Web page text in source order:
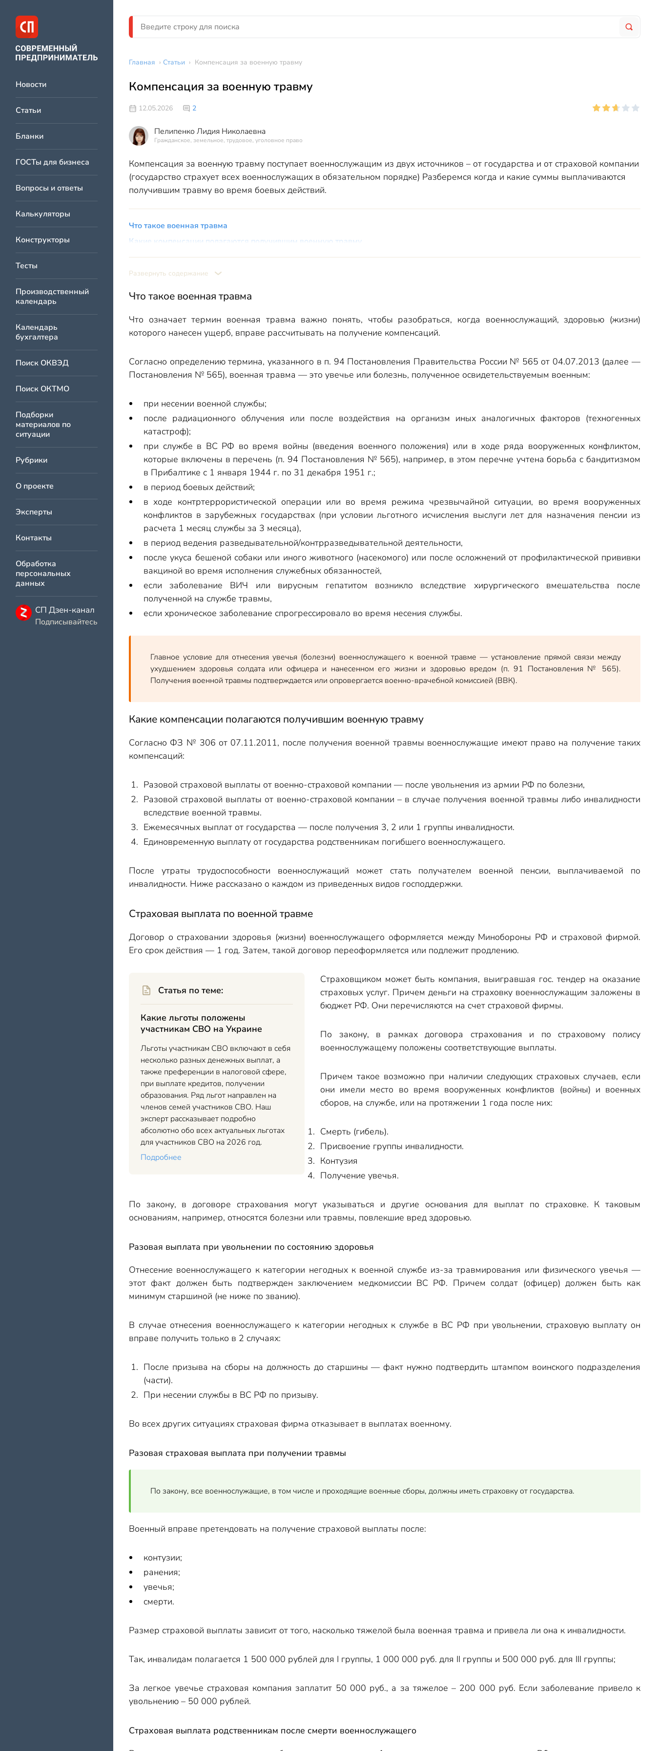
Новости
Статьи
Бланки
ГОСТы для бизнеса
Вопросы и ответы
Калькуляторы
Конструкторы
Тесты
Производственный
календарь
Календарь
бухгалтера
Поиск ОКВЭД
Поиск ОКТМО
Подборки
материалов по
ситуации
Рубрики
О проекте
Эксперты
Контакты
Обработка
персональных
данных
СП Дзен-канал
Подписывайтесь
Главная › Статьи › Компенсация за военную травму
Компенсация за военную травму
12.05.2026 2
Пелипенко Лидия Николаевна
Гражданское, земельное, трудовое, уголовное право
Компенсация за военную травму поступает военнослужащим из двух источников – от государства и от страховой компании
(государство страхует всех военнослужащих в обязательном порядке) Разберемся когда и какие суммы выплачиваются
получившим травму во время боевых действий.
Что такое военная травма
Какие компенсации полагаются получившим военную травму
Страховая выплата по военной травме
Разовая выплата при увольнении по состоянию здоровья
Страховая выплата родственникам после смерти военнослужащего
Сроки выплаты страховки
Как оформить страховую выплату
Срок страховых выплат за травму, полученную во время службы в армии
Каким военнослужащим полагается выплата
Размер государственных компенсаций военной травмы
Единовременная разовая выплата
Ежемесячное пособие
Компенсация от государства родственникам погибшего от военной травмы
Разовая выплата по инвалидности
Компенсации военных травм сотрудникам МВД и Росгвардии
Военная пенсия по инвалидности
Развернуть содержание
Что такое военная травма
Что означает термин военная травма важно понять, чтобы разобраться, когда военнослужащий, здоровью (жизни)
которого нанесен ущерб, вправе рассчитывать на получение компенсаций.
Согласно определению термина, указанного в п. 94 Постановления Правительства России № 565 от 04.07.2013 (далее —
Постановления № 565), военная травма — это увечье или болезнь, полученное освидетельствуемым военным:
при несении военной службы;
после радиационного облучения или после воздействия на организм иных аналогичных факторов (техногенных
катастроф);
при службе в ВС РФ во время войны (введения военного положения) или в ходе ряда вооруженных конфликтом,
которые включены в перечень (п. 94 Постановления № 565), например, в этом перечне учтена борьба с бандитизмом
в Прибалтике с 1 января 1944 г. по 31 декабря 1951 г.;
в период боевых действий;
в ходе контртеррористической операции или во время режима чрезвычайной ситуации, во время вооруженных
конфликтов в зарубежных государствах (при условии льготного исчисления выслуги лет для назначения пенсии из
расчета 1 месяц службы за 3 месяца),
в период ведения разведывательной/контрразведывательной деятельности,
после укуса бешеной собаки или иного животного (насекомого) или после осложнений от профилактической прививки
вакциной во время исполнения служебных обязанностей,
если заболевание ВИЧ или вирусным гепатитом возникло вследствие хирургического вмешательства после
полученной на службе травмы,
если хроническое заболевание спрогрессировало во время несения службы.
Главное условие для отнесения увечья (болезни) военнослужащего к военной травме — установление прямой связи между
ухудшением здоровья солдата или офицера и нанесенном его жизни и здоровью вредом (п. 91 Постановления № 565).
Получения военной травмы подтверждается или опровергается военно-врачебной комиссией (ВВК).
Какие компенсации полагаются получившим военную травму
Согласно ФЗ № 306 от 07.11.2011, после получения военной травмы военнослужащие имеют право на получение таких
компенсаций:
Разовой страховой выплаты от военно-страховой компании — после увольнения из армии РФ по болезни,
Разовой страховой выплаты от военно-страховой компании – в случае получения военной травмы либо инвалидности
вследствие военной травмы.
Ежемесячных выплат от государства — после получения 3, 2 или 1 группы инвалидности.
Единовременную выплату от государства родственникам погибшего военнослужащего.
После утраты трудоспособности военнослужащий может стать получателем военной пенсии, выплачиваемой по
инвалидности. Ниже рассказано о каждом из приведенных видов господдержки.
Страховая выплата по военной травме
Договор о страховании здоровья (жизни) военнослужащего оформляется между Минобороны РФ и страховой фирмой.
Его срок действия — 1 год. Затем, такой договор переоформляется или подлежит продлению.
Статья по теме:
Какие льготы положены
участникам СВО на Украине
Льготы участникам СВО включают в себя
несколько разных денежных выплат, а
также преференции в налоговой сфере,
при выплате кредитов, получении
образования. Ряд льгот направлен на
членов семей участников СВО. Наш
эксперт рассказывает подробно
абсолютно обо всех актуальных льготах
для участников СВО на 2026 год.
Подробнее
Страховщиком может быть компания, выигравшая гос. тендер на оказание
страховых услуг. Причем деньги на страховку военнослужащим заложены в
бюджет РФ. Они перечисляются на счет страховой фирмы.
По закону, в рамках договора страхования и по страховому полису
военнослужащему положены соответствующие выплаты.
Причем такое возможно при наличии следующих страховых случаев, если
они имели место во время вооруженных конфликтов (войны) и военных
сборов, на службе, или на протяжении 1 года после них:
Смерть (гибель).
Присвоение группы инвалидности.
Контузия
Получение увечья.
По закону, в договоре страхования могут указываться и другие основания для выплат по страховке. К таковым
основаниям, например, относятся болезни или травмы, повлекшие вред здоровью.
Разовая выплата при увольнении по состоянию здоровья
Отнесение военнослужащего к категории негодных к военной службе из-за травмирования или физического увечья —
этот факт должен быть подтвержден заключением медкомиссии ВС РФ. Причем солдат (офицер) должен быть как
минимум старшиной (не ниже по званию).
В случае отнесения военнослужащего к категории негодных к службе в ВС РФ при увольнении, страховую выплату он
вправе получить только в 2 случаях:
После призыва на сборы на должность до старшины — факт нужно подтвердить штампом воинского подразделения
(части).
При несении службы в ВС РФ по призыву.
Во всех других ситуациях страховая фирма отказывает в выплатах военному.
Разовая страховая выплата при получении травмы
По закону, все военнослужащие, в том числе и проходящие военные сборы, должны иметь страховку от государства.
Военный вправе претендовать на получение страховой выплаты после:
контузии;
ранения;
увечья;
смерти.
Размер страховой выплаты зависит от того, насколько тяжелой была военная травма и привела ли она к инвалидности.
Так, инвалидам полагается 1 500 000 рублей для I группы, 1 000 000 руб. для II группы и 500 000 руб. для III группы;
За легкое увечье страховая компания заплатит 50 000 руб., а за тяжелое – 200 000 руб. Если заболевание привело к
увольнению – 50 000 рублей.
Страховая выплата родственникам после смерти военнослужащего